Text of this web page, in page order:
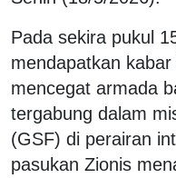
Pada sekira pukul
mendapatkan
mencegat armada
tergabung dalam
(GSF) di perairan
pasukan Zionis